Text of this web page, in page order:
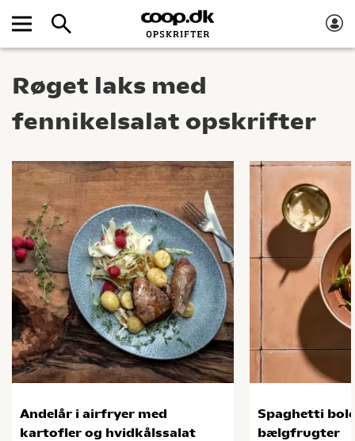
Røget laks med
fennikelsalat opskrifter
Andelår i airfryer med
kartofler og hvidkålssalat
Spaghetti
bælgfrugter